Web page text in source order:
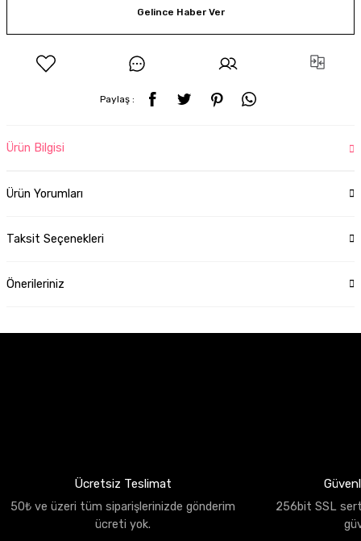
Gelince Haber Ver
Paylaş :
Ürün Bilgisi
Ürün Yorumları
Taksit Seçenekleri
Önerileriniz
Ücretsiz Teslimat
50₺ ve üzeri tüm siparişlerinizde gönderim
ücreti yok.
256bit SSL